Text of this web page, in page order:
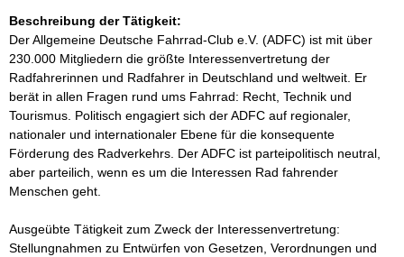
Beschreibung der Tätigkeit:
Der Allgemeine Deutsche Fahrrad-Club e.V. (ADFC) ist mit über
230.000 Mitgliedern die größte Interessenvertretung der
Radfahrerinnen und Radfahrer in Deutschland und weltweit. Er
berät in allen Fragen rund ums Fahrrad: Recht, Technik und
Tourismus. Politisch engagiert sich der ADFC auf regionaler,
nationaler und internationaler Ebene für die konsequente
Förderung des Radverkehrs. Der ADFC ist parteipolitisch neutral,
aber parteilich, wenn es um die Interessen Rad fahrender
Menschen geht.
Ausgeübte Tätigkeit zum Zweck der Interessenvertretung:
Stellungnahmen zu Entwürfen von Gesetzen, Verordnungen und